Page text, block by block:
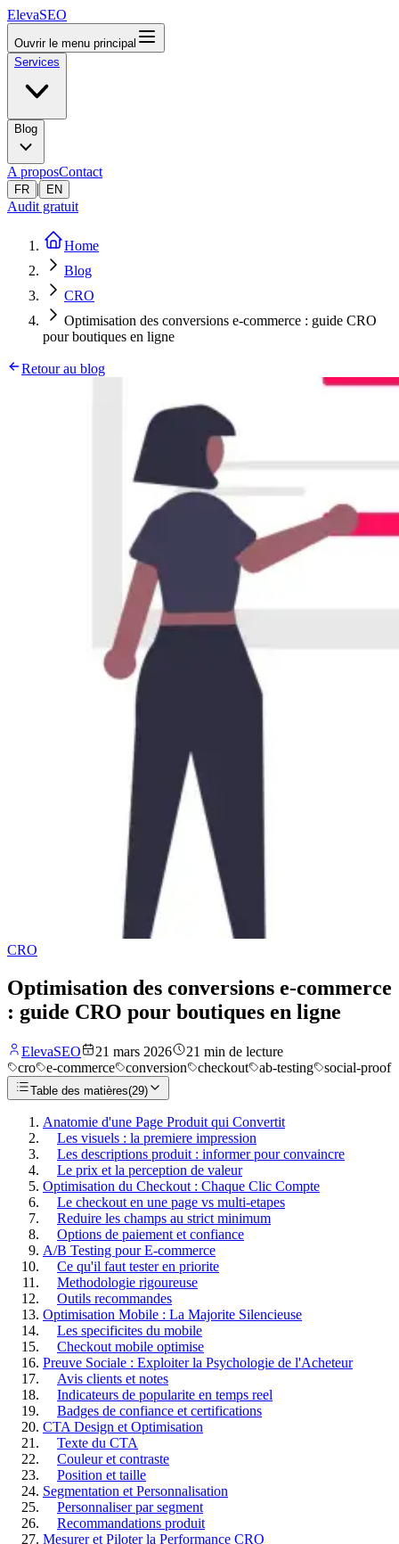
ElevaSEO
Ouvrir le menu principal
Services
Blog
A proposContact
FR | EN
Audit gratuit
Home
Blog
CRO
Optimisation des conversions e-commerce : guide CRO
pour boutiques en ligne
Retour au blog
CRO
Optimisation des conversions e-commerce
: guide CRO pour boutiques en ligne
ElevaSEO 21 mars 2026 21 min de lecture
cro
e-commerce conversion checkout ab-testing social-proof
Table des matières(29)
Anatomie d'une Page Produit qui Convertit
Les visuels : la premiere impression
Les descriptions produit : informer pour convaincre
Le prix et la perception de valeur
Optimisation du Checkout : Chaque Clic Compte
Le checkout en une page vs multi-etapes
Reduire les champs au strict minimum
Options de paiement et confiance
A/B Testing pour E-commerce
Ce qu'il faut tester en priorite
Methodologie rigoureuse
Outils recommandes
Optimisation Mobile : La Majorite Silencieuse
Les specificites du mobile
Checkout mobile optimise
Preuve Sociale : Exploiter la Psychologie de l'Acheteur
Avis clients et notes
Indicateurs de popularite en temps reel
Badges de confiance et certifications
CTA Design et Optimisation
Texte du CTA
Couleur et contraste
Position et taille
Segmentation et Personnalisation
Personnaliser par segment
Recommandations produit
Mesurer et Piloter la Performance CRO